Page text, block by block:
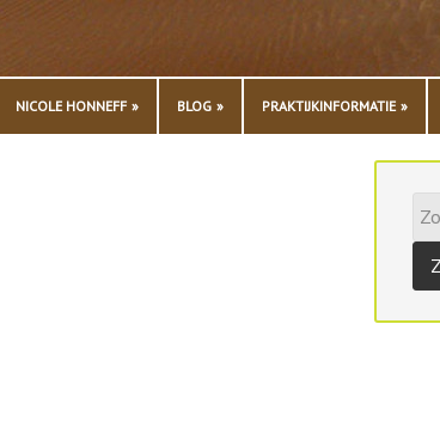
NICOLE HONNEFF BLOG PRAKTIJKINFORMATIE